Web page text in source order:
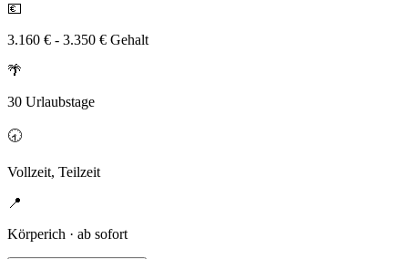
💶
3.160 € - 3.350 € Gehalt
🌴
30 Urlaubstage
🕣
Vollzeit, Teilzeit
📍
Körperich · ab sofort